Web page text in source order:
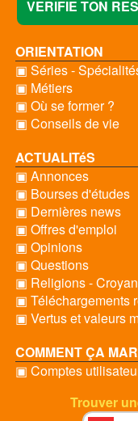
VERIFIE TON
ORIENTATION
▣ Séries -
▣ Métiers
▣ Où se former ?
▣ Conseils de vie
ACTUALITéS
▣ Annonces
▣ Bourses d'études
▣ Dernières news
▣ Offres d'emploi
▣ Opinions
▣ Questions
▣ Religions -
▣ Téléchargements
▣ Vertus et valeurs
COMMENT ÇA
▣ Comptes
Trouver